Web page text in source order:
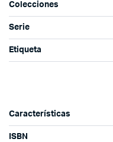
Colecciones
Serie
Etiqueta
Características
ISBN